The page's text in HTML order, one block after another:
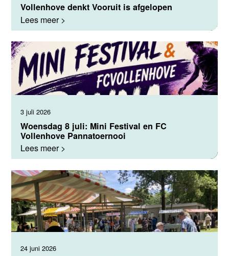
Vollenhove denkt Vooruit is afgelopen
Lees meer >
Woensdag 8 juli: Mini Festival en FC
Vollenhove Pannatoernooi
3 juli 2026
Lees meer >
24 juni 2026